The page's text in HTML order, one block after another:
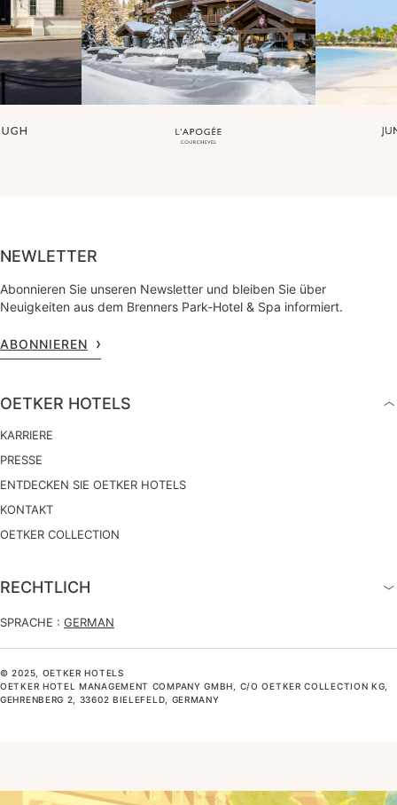
NEWLETTER
Abonnieren Sie unseren Newsletter und bleiben Sie über
Neuigkeiten aus dem Brenners Park-Hotel & Spa informiert.
ABONNIEREN
OETKER HOTELS
KARRIERE
PRESSE
ENTDECKEN SIE OETKER HOTELS
KONTAKT
OETKER COLLECTION
RECHTLICH
SPRACHE : GERMAN
© 2025, OETKER HOTELS
OETKER HOTEL MANAGEMENT COMPANY GMBH, C/O OETKER COLLECTION KG,
GEHRENBERG 2, 33602 BIELEFELD, GERMANY